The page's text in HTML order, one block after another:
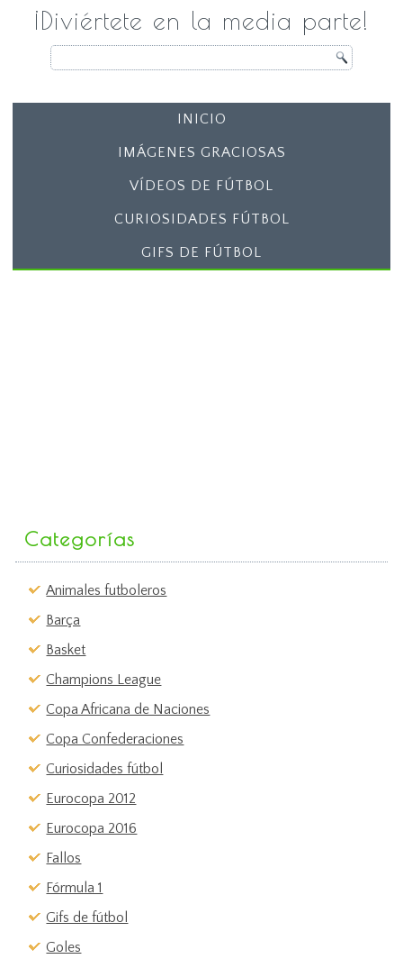
¡Diviértete en la media parte!
INICIO
IMÁGENES GRACIOSAS
VÍDEOS DE FÚTBOL
CURIOSIDADES FÚTBOL
GIFS DE FÚTBOL
Categorías
Animales futboleros
Barça
Basket
Champions League
Copa Africana de Naciones
Copa Confederaciones
Curiosidades fútbol
Eurocopa 2012
Eurocopa 2016
Fallos
Fórmula 1
Gifs de fútbol
Goles